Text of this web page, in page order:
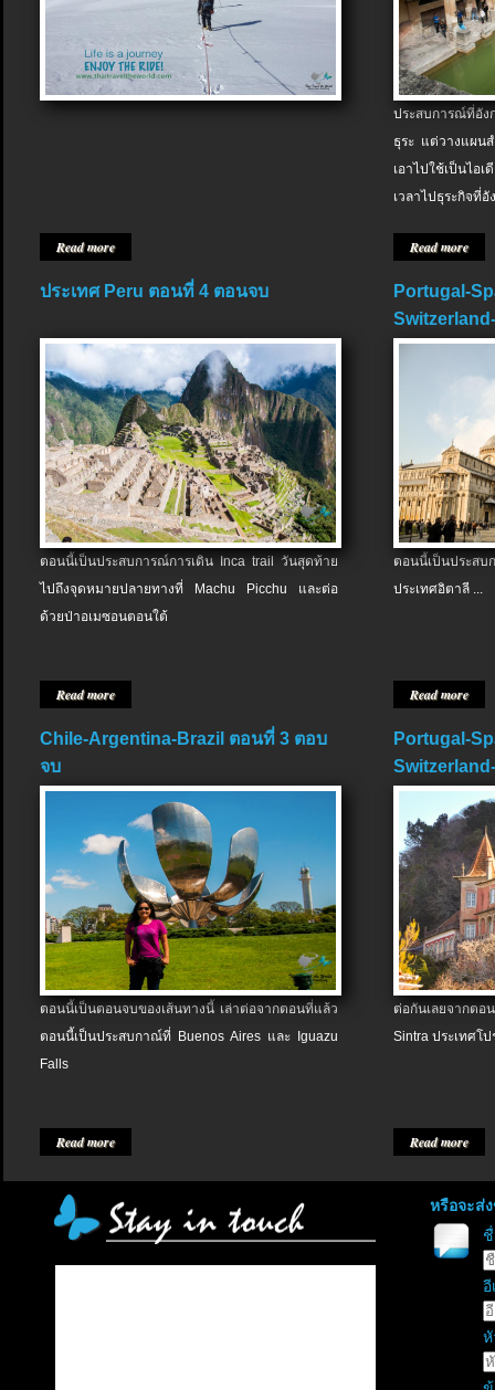
Read more
ประสบการณ์ที่อัง
ธุระ แต่วางแผน
เอาไปใช้เป็นไอ
เวลาไปธุระกิจที่อั
Read more
ประเทศ Peru ตอนที่ 4 ตอนจบ
ตอนนี้เป็นประสบการณ์การเดิน Inca trail วันสุดท้าย
ไปถึงจุดหมายปลายทางที่ Machu Picchu และต่อ
ด้วยป่าอเมซอนตอนใต้
Read more
Portugal-
ตอนนี้เป็นประส
ประเทศอิตาลี ...
Read more
Chile-Argentina-Brazil ตอนที่ 3 ตอบ
จบ
ตอนนี้เป็นตอนจบของเส้นทางนี้ เล่าต่อจากตอนที่แล้ว
ตอนนี้เป็นประสบกาณ์ที่ Buenos Aires และ Iguazu
Falls
Read more
Portugal-
ต่อกันเลยจากต
Sintra ประเทศโป
Read more
หรือจะส่
อี
หั